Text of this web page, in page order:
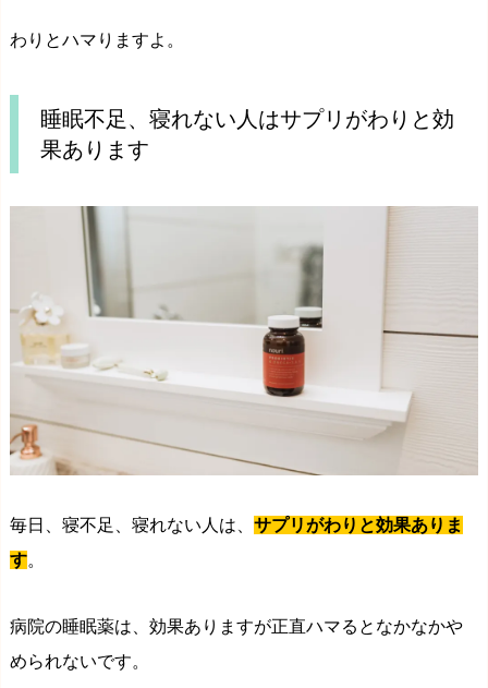
わりとハマりますよ。
睡眠不足、寝れない人はサプリがわりと効
果あります
毎日、寝不足、寝れない人は、 サプリがわりと効果ありま
す。
病院の睡眠薬は、効果ありますが正直ハマるとなかなかや
められないです。